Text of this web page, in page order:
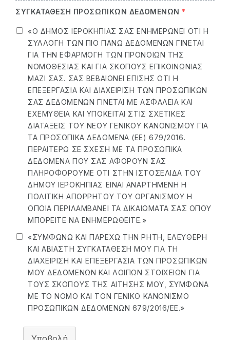
ΣΥΓΚΑΤΆΘΕΣΗ ΠΡΟΣΩΠΙΚΏΝ ΔΕΔΟΜΈΝΩΝ *
«Ο ΔΉΜΟΣ ΙΕΡΟΚΗΠΊΑΣ ΣΑΣ ΕΝΗΜΕΡΏΝΕΙ ΌΤΙ Η
ΣΥΛΛΟΓΉ ΤΩΝ ΠΙΟ ΠΆΝΩ ΔΕΔΟΜΈΝΩΝ ΓΊΝΕΤΑΙ
ΓΙΑ ΤΗΝ ΕΦΑΡΜΟΓΉ ΤΩΝ ΠΡΟΝΟΙΏΝ ΤΗΣ
ΝΟΜΟΘΕΣΊΑΣ ΚΑΙ ΓΙΑ ΣΚΟΠΟΎΣ ΕΠΙΚΟΙΝΩΝΊΑΣ
ΜΑΖΊ ΣΑΣ. ΣΑΣ ΒΕΒΑΙΏΝΕΙ ΕΠΊΣΗΣ ΌΤΙ Η
ΕΠΕΞΕΡΓΑΣΊΑ ΚΑΙ ΔΙΑΧΕΊΡΙΣΗ ΤΩΝ ΠΡΟΣΩΠΙΚΏΝ
ΣΑΣ ΔΕΔΟΜΈΝΩΝ ΓΊΝΕΤΑΙ ΜΕ ΑΣΦΆΛΕΙΑ ΚΑΙ
ΕΧΕΜΎΘΕΙΑ ΚΑΙ ΥΠΌΚΕΙΤΑΙ ΣΤΙΣ ΣΧΕΤΙΚΈΣ
ΔΙΑΤΆΞΕΙΣ ΤΟΥ ΝΈΟΥ ΓΕΝΙΚΟΎ ΚΑΝΟΝΙΣΜΟΎ ΓΙΑ
ΤΑ ΠΡΟΣΩΠΙΚΆ ΔΕΔΟΜΈΝΑ (ΕΕ) 679/2016.
ΠΕΡΑΙΤΈΡΩ ΣΕ ΣΧΈΣΗ ΜΕ ΤΑ ΠΡΟΣΩΠΙΚΆ
ΔΕΔΟΜΈΝΑ ΠΟΥ ΣΑΣ ΑΦΟΡΟΎΝ ΣΑΣ
ΠΛΗΡΟΦΟΡΟΎΜΕ ΌΤΙ ΣΤΗΝ ΙΣΤΟΣΕΛΊΔΑ ΤΟΥ
ΔΉΜΟΥ ΙΕΡΟΚΗΠΊΑΣ ΕΊΝΑΙ ΑΝΑΡΤΗΜΈΝΗ Η
ΠΟΛΙΤΙΚΉ ΑΠΟΡΡΉΤΟΥ ΤΟΥ ΟΡΓΑΝΙΣΜΟΎ Η
ΟΠΟΊΑ ΠΕΡΙΛΑΜΒΆΝΕΙ ΤΑ ΔΙΚΑΙΏΜΑΤΑ ΣΑΣ ΌΠΟΥ
ΜΠΟΡΕΊΤΕ ΝΑ ΕΝΗΜΕΡΩΘΕΊΤΕ.»
«ΣΥΜΦΩΝΏ ΚΑΙ ΠΑΡΈΧΩ ΤΗΝ ΡΗΤΉ, ΕΛΕΎΘΕΡΗ
ΚΑΙ ΑΒΊΑΣΤΗ ΣΥΓΚΑΤΆΘΕΣΗ ΜΟΥ ΓΙΑ ΤΗ
ΔΙΑΧΕΊΡΙΣΗ ΚΑΙ ΕΠΕΞΕΡΓΑΣΊΑ ΤΩΝ ΠΡΟΣΩΠΙΚΏΝ
ΜΟΥ ΔΕΔΟΜΈΝΩΝ ΚΑΙ ΛΟΙΠΏΝ ΣΤΟΙΧΕΊΩΝ ΓΙΑ
ΤΟΥΣ ΣΚΟΠΟΎΣ ΤΗΣ ΑΊΤΗΣΗΣ ΜΟΥ, ΣΎΜΦΩΝΑ
ΜΕ ΤΟ ΝΌΜΟ ΚΑΙ ΤΟΝ ΓΕΝΙΚΌ ΚΑΝΟΝΙΣΜΌ
ΠΡΟΣΩΠΙΚΏΝ ΔΕΔΟΜΈΝΩΝ 679/2016/ΕΕ.»